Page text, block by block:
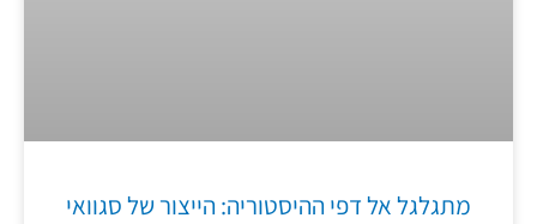
מתגלגל אל דפי ההיסטוריה: הייצור של סגוואי